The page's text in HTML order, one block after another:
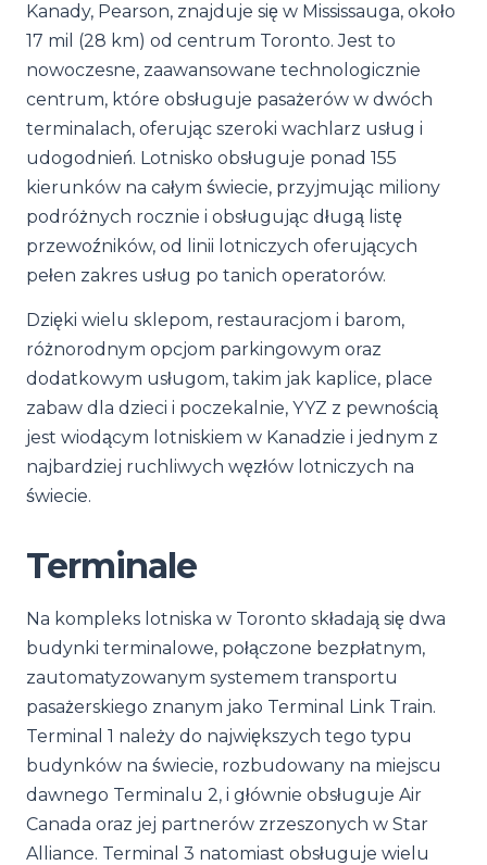
Kanady, Pearson, znajduje się w Mississauga, około
17 mil (28 km) od centrum Toronto. Jest to
nowoczesne, zaawansowane technologicznie
centrum, które obsługuje pasażerów w dwóch
terminalach, oferując szeroki wachlarz usług i
udogodnień. Lotnisko obsługuje ponad 155
kierunków na całym świecie, przyjmując miliony
podróżnych rocznie i obsługując długą listę
przewoźników, od linii lotniczych oferujących
pełen zakres usług po tanich operatorów.
Dzięki wielu sklepom, restauracjom i barom,
różnorodnym opcjom parkingowym oraz
dodatkowym usługom, takim jak kaplice, place
zabaw dla dzieci i poczekalnie, YYZ z pewnością
jest wiodącym lotniskiem w Kanadzie i jednym z
najbardziej ruchliwych węzłów lotniczych na
świecie.
Terminale
Na kompleks lotniska w Toronto składają się dwa
budynki terminalowe, połączone bezpłatnym,
zautomatyzowanym systemem transportu
pasażerskiego znanym jako Terminal Link Train.
Terminal 1 należy do największych tego typu
budynków na świecie, rozbudowany na miejscu
dawnego Terminalu 2, i głównie obsługuje Air
Canada oraz jej partnerów zrzeszonych w Star
Alliance. Terminal 3 natomiast obsługuje wielu